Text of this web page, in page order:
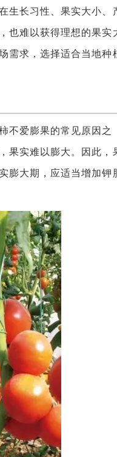
生长习性、果实大小、
也难以获得理想的果实
需求，选择适合当地种
爱膨果的常见原因之
果实难以膨大。因此，
膨大期，应适当增加钾